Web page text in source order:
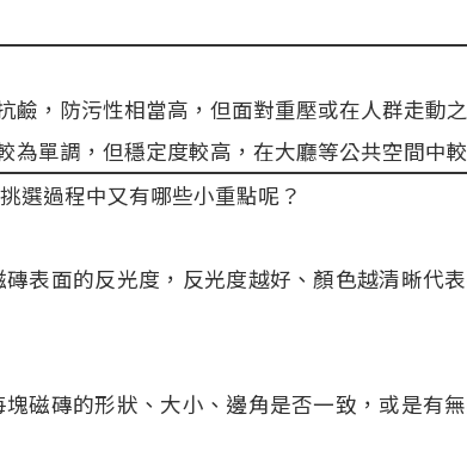
鹼，防污性相當高，但面對重壓或在人群走動
為單調，但穩定度較高，在大廳等公共空間中
選過程中又有哪些小重點呢？
表面的反光度，反光度越好、顏色越清晰代
磁磚的形狀、大小、邊角是否一致，或是有